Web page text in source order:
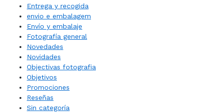
Entrega y recogida
envio e embalagem
Envío y embalaje
Fotografía general
Novedades
Novidades
Objectivas fotografia
Objetivos
Promociones
Reseñas
Sin categoría